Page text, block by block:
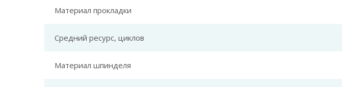
Материал прокладки
Средний ресурс, циклов
Материал шпинделя